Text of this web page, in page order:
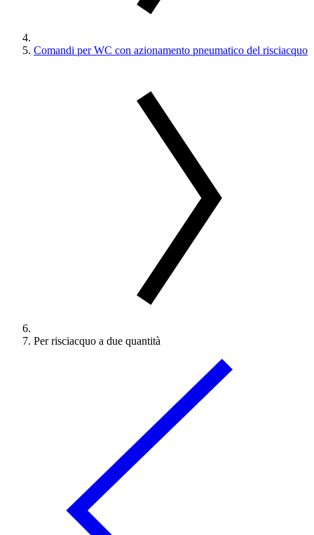
Comandi per WC con azionamento pneumatico del risciacquo
Per risciacquo a due quantità